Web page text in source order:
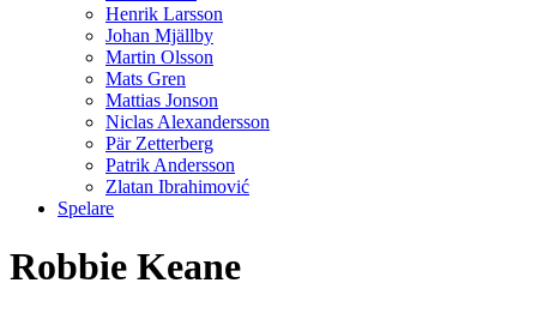
Henrik Larsson
Johan Mjällby
Martin Olsson
Mats Gren
Mattias Jonson
Niclas Alexandersson
Pär Zetterberg
Patrik Andersson
Zlatan Ibrahimović
Spelare
Robbie Keane